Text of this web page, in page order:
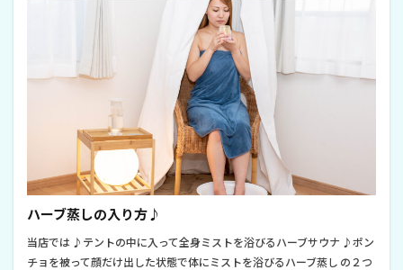
ハーブ蒸しの入り方♪
当店では ♪テントの中に入って全身ミストを浴びるハーブサウナ ♪ポン
チョを被って顔だけ出した状態で体にミストを浴びるハーブ蒸し の２つ